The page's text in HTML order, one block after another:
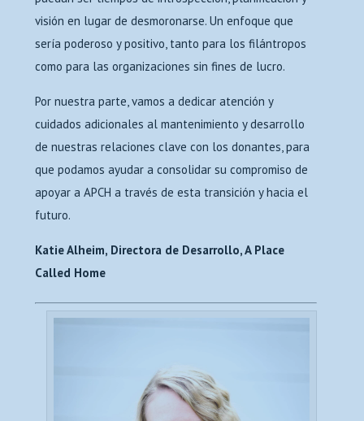
visión en lugar de desmoronarse. Un enfoque que
sería poderoso y positivo, tanto para los filántropos
como para las organizaciones sin fines de lucro.
Por nuestra parte, vamos a dedicar atención y
cuidados adicionales al mantenimiento y desarrollo
de nuestras relaciones clave con los donantes, para
que podamos ayudar a consolidar su compromiso de
apoyar a APCH a través de esta transición y hacia el
futuro.
Katie Alheim, Directora de Desarrollo, A Place
Called Home